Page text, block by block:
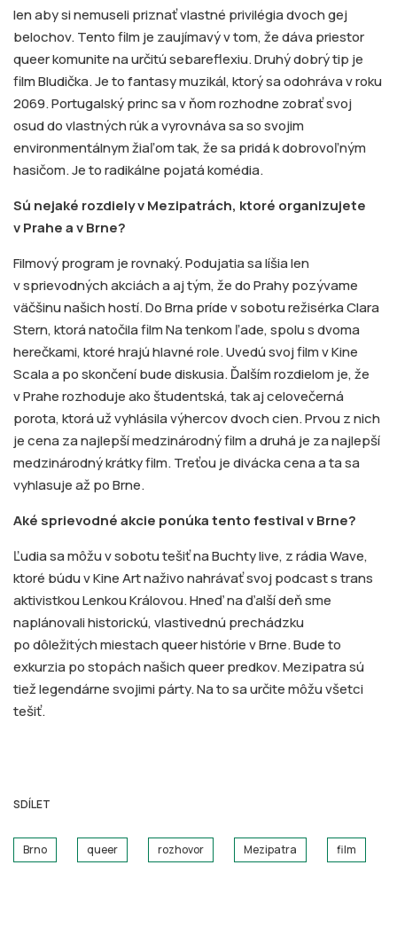
len aby si nemuseli priznať vlastné privilégia dvoch gej
belochov. Tento film je zaujímavý v tom, že dáva priestor
queer komunite na určitú sebareflexiu. Druhý dobrý tip je
film Bludička. Je to fantasy muzikál, ktorý sa odohráva v roku
2069. Portugalský princ sa v ňom rozhodne zobrať svoj
osud do vlastných rúk a vyrovnáva sa so svojim
environmentálnym žiaľom tak, že sa pridá k dobrovoľným
hasičom. Je to radikálne pojatá komédia.
Sú nejaké rozdiely v Mezipatrách, ktoré organizujete
v Prahe a v Brne?
Filmový program je rovnaký. Podujatia sa líšia len
v sprievodných akciách a aj tým, že do Prahy pozývame
väčšinu našich hostí. Do Brna príde v sobotu režisérka Clara
Stern, ktorá natočila film Na tenkom ľade, spolu s dvoma
herečkami, ktoré hrajú hlavné role. Uvedú svoj film v Kine
Scala a po skončení bude diskusia. Ďalším rozdielom je, že
v Prahe rozhoduje ako študentská, tak aj celovečerná
porota, ktorá už vyhlásila výhercov dvoch cien. Prvou z nich
je cena za najlepší medzinárodný film a druhá je za najlepší
medzinárodný krátky film.Treťou je divácka cena a ta sa
vyhlasuje až po Brne.
Aké sprievodné akcie ponúka tento festival v Brne?
Ľudia sa môžu v sobotu tešiť na Buchty live, z rádia Wave,
ktoré búdu v Kine Art naživo nahrávať svoj podcast s trans
aktivistkou Lenkou Královou. Hneď na ďalší deň sme
naplánovali historickú, vlastivednú prechádzku
po dôležitých miestach queer histórie v Brne. Bude to
exkurzia po stopách našich queer predkov. Mezipatra sú
tiež legendárne svojimi párty. Na to sa určite môžu všetci
tešiť.
SDÍLET
Brno queer rozhovor Mezipatra film